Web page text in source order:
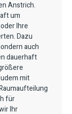
Anstrich.
um
Ihre
Dazu
auch
dauerhaft
mit
für
Ihr